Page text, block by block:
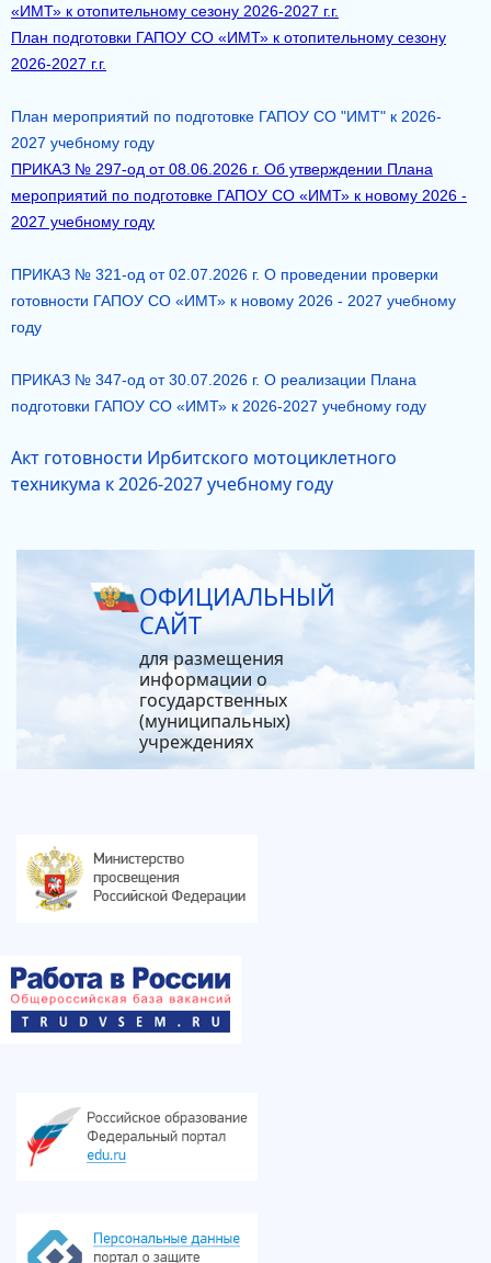
«ИМТ» к отопительному сезону 2026-2027 г.г.
План подготовки ГАПОУ СО «ИМТ» к отопительному сезону
2026-2027 г.г.
План мероприятий по подготовке ГАПОУ СО "ИМТ" к 2026-
2027 учебному году
ПРИКАЗ № 297-од от 08.06.2026 г. Об утверждении Плана
мероприятий по подготовке ГАПОУ СО «ИМТ» к новому 2026 -
2027 учебному году
ПРИКАЗ № 321-од от 02.07.2026 г. О проведении проверки
готовности ГАПОУ СО «ИМТ» к новому 2026 - 2027 учебному
году
ПРИКАЗ № 347-од от 30.07.2026 г. О реализации Плана
подготовки ГАПОУ СО «ИМТ» к 2026-2027 учебному году
Акт готовности Ирбитского мотоциклетного
техникума к 2026-2027 учебному году
ОФИЦИАЛЬНЫЙ
САЙТ
для размещения
информации о
государственных
(муниципальных)
учреждениях